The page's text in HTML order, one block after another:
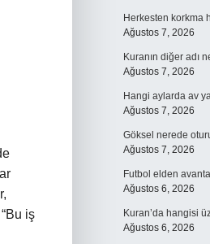
iş
Herkesten korkma
Ağustos 7, 2026
Kuranın diğer adı
Ağustos 7, 2026
Hangi aylarda av
Ağustos 7, 2026
Göksel nerede
Ağustos 7, 2026
Futbol elden
Ağustos 6, 2026
Kuran’da hangisi
Ağustos 6, 2026